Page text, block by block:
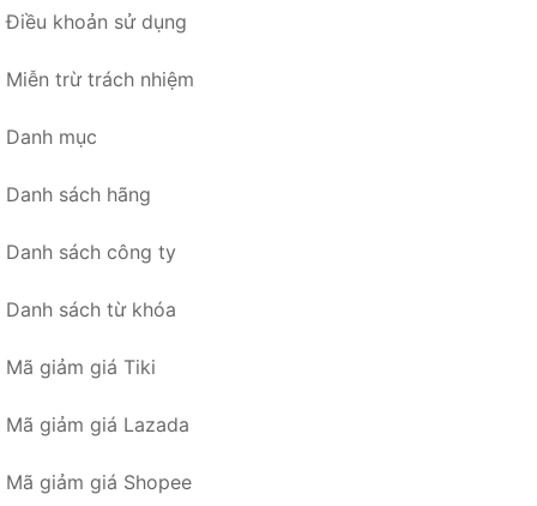
Điều khoản sử dụng
Miễn trừ trách nhiệm
Danh mục
Danh sách hãng
Danh sách công ty
Danh sách từ khóa
Mã giảm giá Tiki
Mã giảm giá Lazada
Mã giảm giá Shopee